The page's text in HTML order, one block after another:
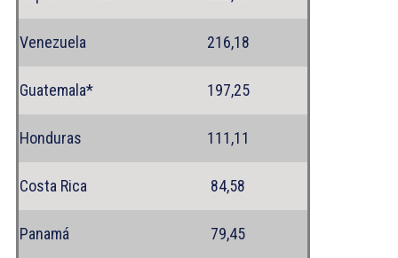
Venezuela 216,18
Guatemala* 197,25
Honduras 111,11
Costa Rica 84,58
Panamá 79,45